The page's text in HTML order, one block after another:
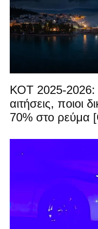
ΚΟΤ 2025-2026:
αιτήσεις, ποιοι
70% στο